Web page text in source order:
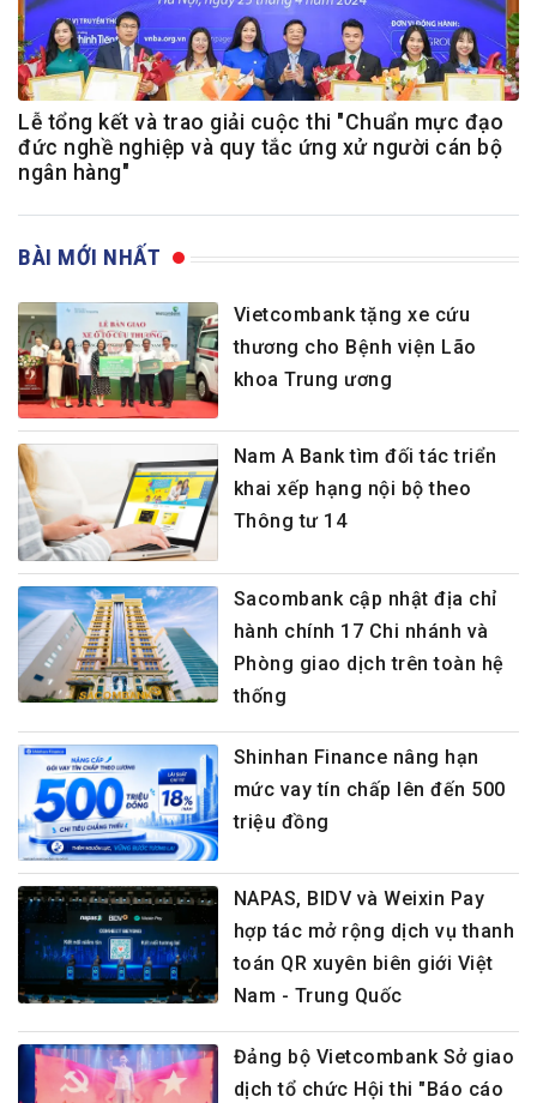
Lễ tổng kết và trao giải cuộc thi "Chuẩn mực đạo
đức nghề nghiệp và quy tắc ứng xử người cán bộ
ngân hàng"
BÀI MỚI NHẤT
Vietcombank tặng xe cứu
thương cho Bệnh viện Lão
khoa Trung ương
Nam A Bank tìm đối tác triển
khai xếp hạng nội bộ theo
Thông tư 14
Sacombank cập nhật địa chỉ
hành chính 17 Chi nhánh và
Phòng giao dịch trên toàn hệ
thống
Shinhan Finance nâng hạn
mức vay tín chấp lên đến 500
triệu đồng
NAPAS, BIDV và Weixin Pay
hợp tác mở rộng dịch vụ thanh
toán QR xuyên biên giới Việt
Nam - Trung Quốc
Đảng bộ Vietcombank Sở giao
dịch tổ chức Hội thi "Báo cáo